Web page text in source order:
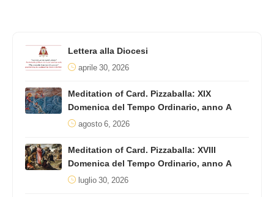
Lettera alla Diocesi
aprile 30, 2026
Meditation of Card. Pizzaballa: XIX
Domenica del Tempo Ordinario, anno A
agosto 6, 2026
Meditation of Card. Pizzaballa: XVIII
Domenica del Tempo Ordinario, anno A
luglio 30, 2026